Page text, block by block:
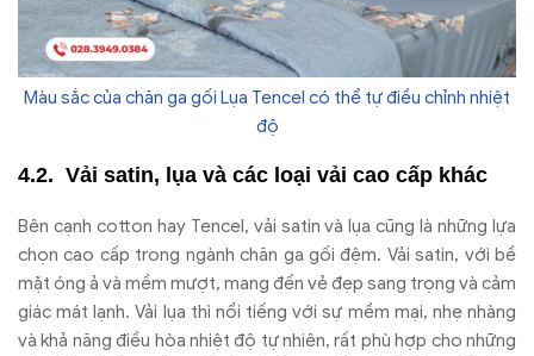
Màu sắc của chăn ga gối Lụa Tencel có thể tự điều chỉnh nhiệt
độ
Vải satin, lụa và các loại vải cao cấp khác
Bên cạnh cotton hay Tencel, vải satin và lụa cũng là những lựa
chọn cao cấp trong ngành chăn ga gối đệm. Vải satin, với bề
mặt óng ả và mềm mượt, mang đến vẻ đẹp sang trọng và cảm
giác mát lạnh. Vải lụa thì nổi tiếng với sự mềm mại, nhẹ nhàng
và khả năng điều hòa nhiệt độ tự nhiên, rất phù hợp cho những